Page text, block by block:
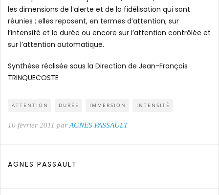
les dimensions de l’alerte et de la fidélisation qui sont
réunies ; elles reposent, en termes d’attention, sur
l’intensité et la durée ou encore sur l’attention contrôlée et
sur l’attention automatique.
Synthèse réalisée sous la Direction de Jean-François
TRINQUECOSTE
ATTENTION DURÉE IMMERSION INTENSITÉ
10 février 2011 par AGNES PASSAULT
AGNES PASSAULT